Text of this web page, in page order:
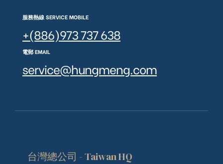
服務熱線 SERVICE MOBILE
+(886)973 737 638
電郵 EMAIL
service@hungmeng.com
台灣總公司 - Taiwan HQ